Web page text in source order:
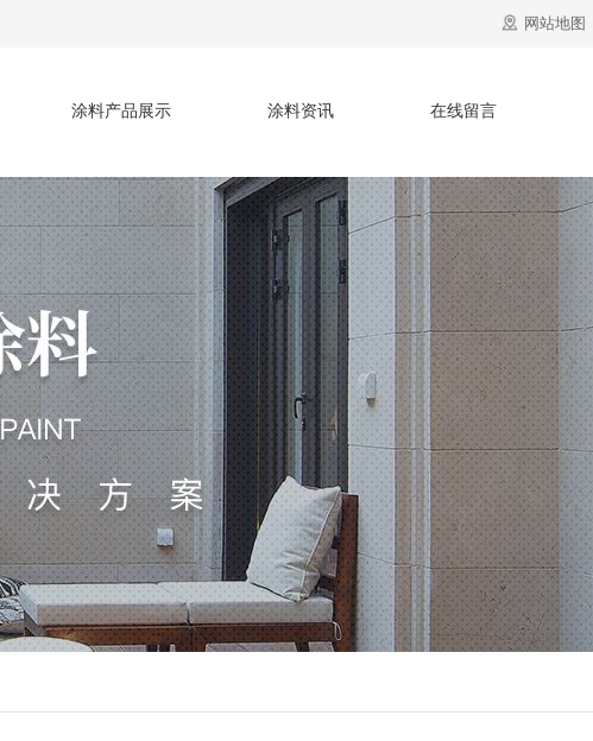
网站地图
涂料产品展示 涂料资讯 在线留言